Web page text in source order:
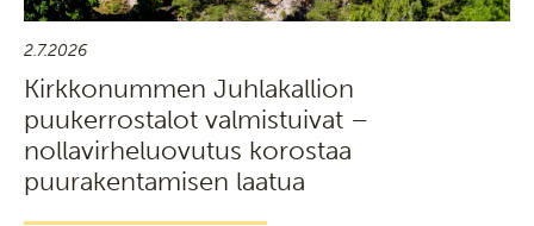
2.7.2026
Kirkkonummen Juhlakallion
puukerrostalot valmistuivat –
nollavirheluovutus korostaa
puurakentamisen laatua